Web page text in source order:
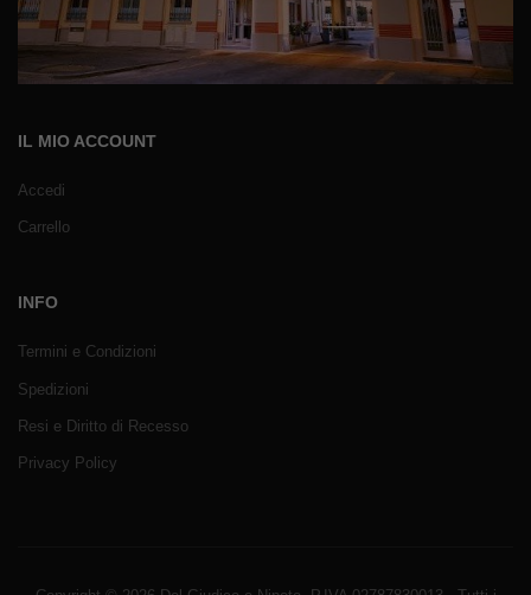
IL MIO ACCOUNT
Accedi
Carrello
INFO
Termini e Condizioni
Spedizioni
Resi e Diritto di Recesso
Privacy Policy